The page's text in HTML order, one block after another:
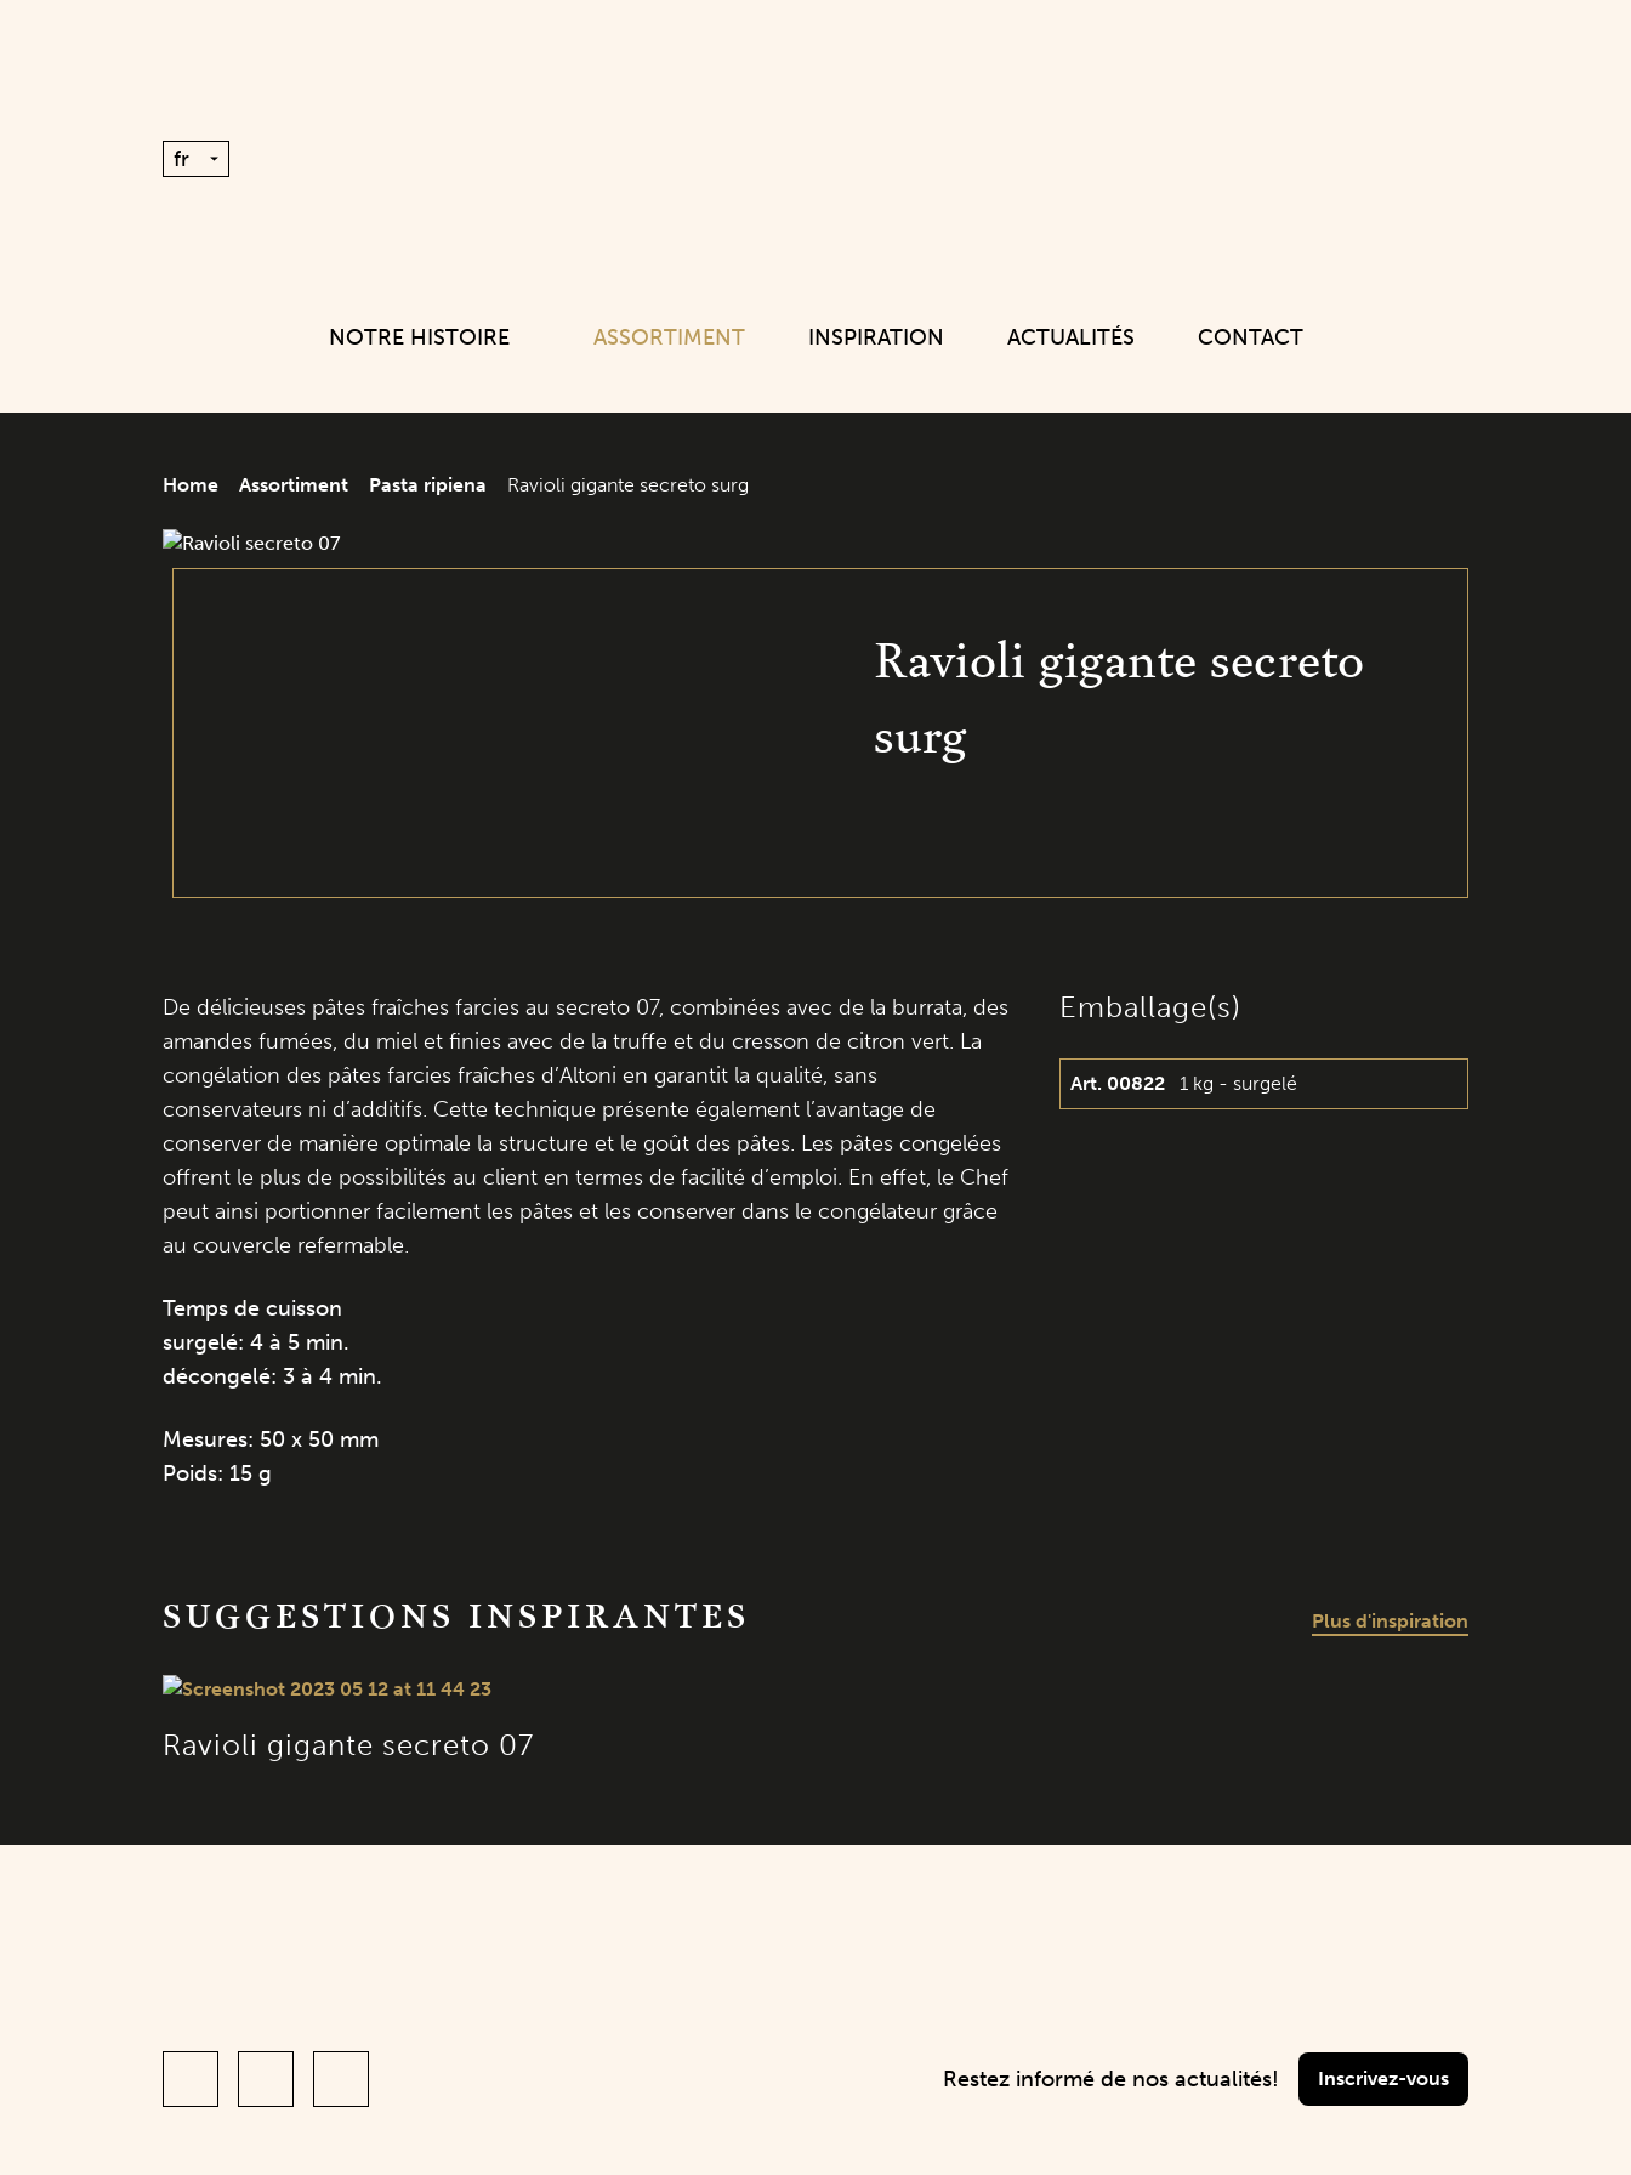
NOTRE HISTOIRE ASSORTIMENT INSPIRATION ACTUALITÉS CONTACT
Home Assortiment Pasta ripiena Ravioli gigante secreto surg
Ravioli gigante secreto
surg
De délicieuses pâtes fraîches farcies au secreto 07, combinées avec de la burrata, des
amandes fumées, du miel et finies avec de la truffe et du cresson de citron vert. La
congélation des pâtes farcies fraîches d’Altoni en garantit la qualité, sans
conservateurs ni d’additifs. Cette technique présente également l’avantage de
conserver de manière optimale la structure et le goût des pâtes. Les pâtes congelées
offrent le plus de possibilités au client en termes de facilité d’emploi. En effet, le Chef
peut ainsi portionner facilement les pâtes et les conserver dans le congélateur grâce
au couvercle refermable.
Temps de cuisson
surgelé: 4 à 5 min.
décongelé: 3 à 4 min.
Mesures: 50 x 50 mm
Poids: 15 g
Emballage(s)
Art. 00822 1 kg - surgelé
SUGGESTIONS INSPIRANTES Plus d'inspiration
Ravioli gigante secreto 07
Restez informé de nos actualités! Inscrivez-vous